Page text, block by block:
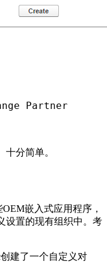
Partner
分简单。
嵌入式应用程序，
设置的现有组织中。考
建了一个自定义对